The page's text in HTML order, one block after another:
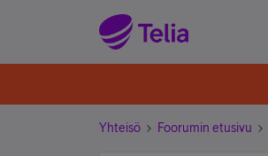
Yhteisö Foorumin etusivu